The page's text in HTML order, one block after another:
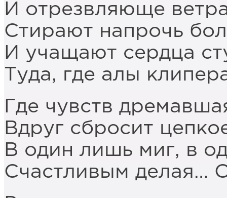
И отрезвляюще
Стирают напрочь
И учащают сердца
Туда, где алы
Где чувств
Вдруг сбросит
В один лишь миг, в
Счастливым делая…